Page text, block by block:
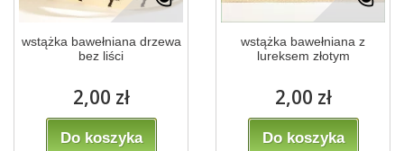
wstążka bawełniana drzewa
bez liści
2,00 zł
Do koszyka
wstążka bawełniana z
lureksem złotym
2,00 zł
Do koszyka